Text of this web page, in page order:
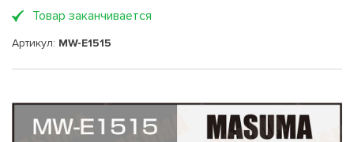
Товар заканчивается
Артикул: MW-E1515